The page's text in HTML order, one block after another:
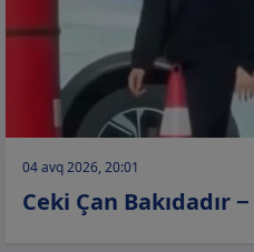
04 avq 2026, 20:01
Ceki Çan Bakıdadır −